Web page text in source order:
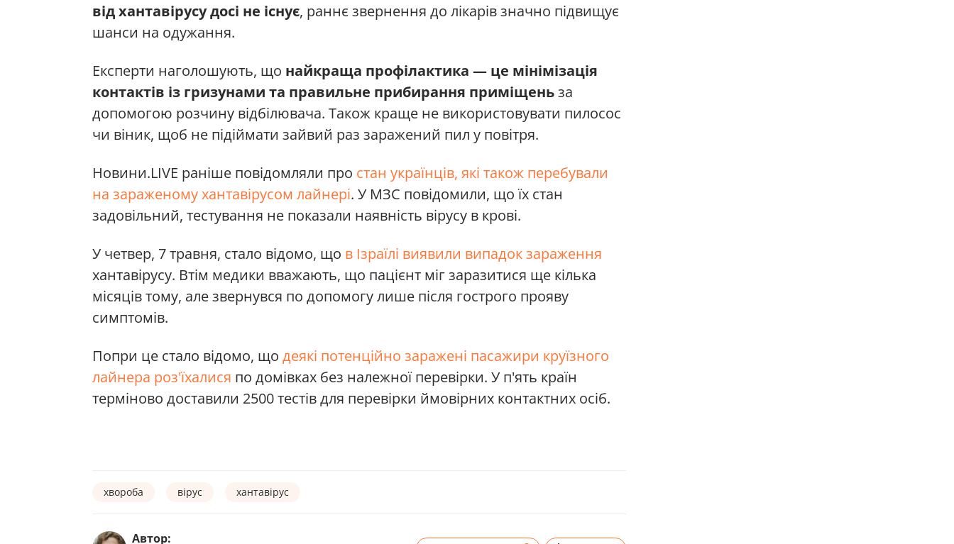
від хантавірусу досі не існує, раннє звернення до лікарів значно підвищує
шанси на одужання.
Експерти наголошують, що найкраща профілактика — це мінімізація
контактів із гризунами та правильне прибирання приміщеньза
допомогою розчину відбілювача. Також краще не використовувати пилосос
чи віник, щоб не підіймати зайвий раз заражений пил у повітря.
Новини.LIVE раніше повідомляли про стан українців, які також перебували
на зараженому хантавірусом лайнері. У МЗС повідомили, що їх стан
задовільний, тестування не показали наявність вірусу в крові.
У четвер, 7 травня, стало відомо, що в Ізраїлі виявили випадок зараження
хантавірусу. Втім медики вважають, що пацієнт міг заразитися ще кілька
місяців тому, але звернувся по допомогу лише після гострого прояву
симптомів.
Попри це стало відомо, що деякі потенційно заражені пасажири круїзного
лайнера роз'їхалися по домівках без належної перевірки. У п'ять країн
терміново доставили 2500 тестів для перевірки ймовірних контактних осіб.
хвороба вірус хантавірус
Автор: